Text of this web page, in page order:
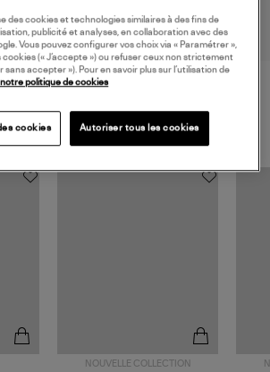
VUS
NOUVELLE COLLECTION
des cookies et technologies similaires à des fins de
publicité et analyses, en collaboration avec des
Vous pouvez configurer vos choix via « Paramétrer »,
cookies (« J’accepte ») ou refuser ceux non strictement
accepter »). Pour en savoir plus sur l’utilisation de
politique de cookies
cookies Autoriser tous les cookies